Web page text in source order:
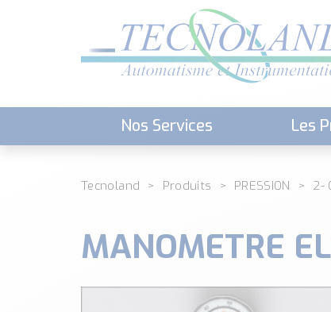
Nos Services Les
Tecnoland Produits PRESSION 2-
MANOMETRE